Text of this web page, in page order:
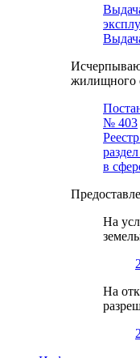
жилищного
№ 403
в
На
На